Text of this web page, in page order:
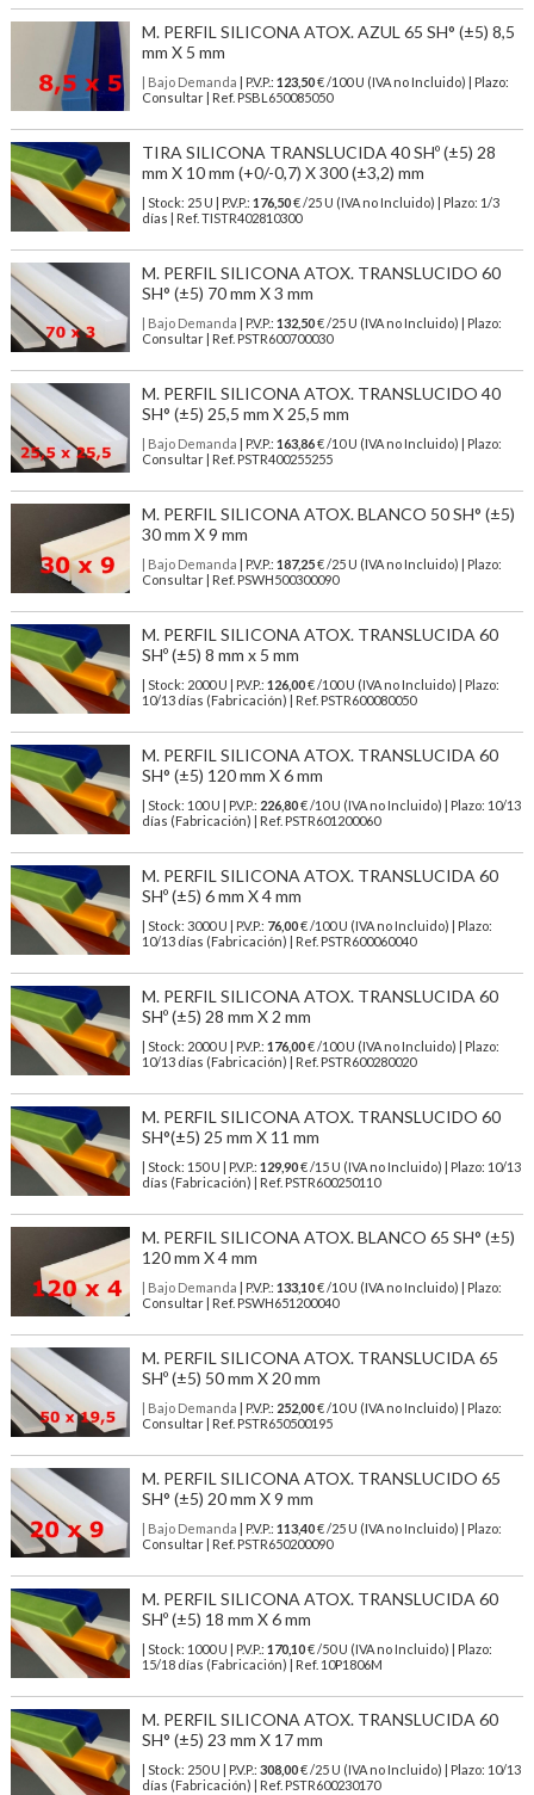
M. PERFIL SILICONA ATOX. AZUL 65 SH° (±5) 8,5
mm X 5 mm
| Bajo Demanda | P.V.P.: 123,50€ /100 U (IVA no Incluido) | Plazo:
Consultar | Ref. PSBL650085050
TIRA SILICONA TRANSLUCIDA 40 SHº (±5) 28
mm X 10 mm (+0/-0,7) X 300 (±3,2) mm
| Stock: 25 U | P.V.P.: 176,50€/25 U (IVA no Incluido)
| Plazo: 1/3
días | Ref. TISTR402810300
M. PERFIL SILICONA ATOX. TRANSLUCIDO 60
SH° (±5) 70 mm X 3 mm
| Bajo Demanda | P.V.P.: 132,50€ /25 U (IVA no Incluido) | Plazo:
Consultar | Ref. PSTR600700030
M. PERFIL SILICONA ATOX. TRANSLUCIDO 40
SH° (±5) 25,5 mm X 25,5 mm
| Bajo Demanda | P.V.P.: 163,86€ /10 U (IVA no Incluido) | Plazo:
Consultar | Ref. PSTR400255255
M. PERFIL SILICONA ATOX. BLANCO 50 SH° (±5)
30 mm X 9 mm
| Bajo Demanda | P.V.P.: 187,25€ /25 U (IVA no Incluido) | Plazo:
Consultar | Ref. PSWH500300090
M. PERFIL SILICONA ATOX. TRANSLUCIDA 60
SHº (±5) 8 mm x 5 mm
| Stock: 2000 U | P.V.P.: 126,00€/100 U (IVA no Incluido)
| Plazo:
10/13 días (Fabricación) | Ref. PSTR600080050
M. PERFIL SILICONA ATOX. TRANSLUCIDA 60
SH° (±5) 120 mm X 6 mm
| Stock: 100 U | P.V.P.: 226,80€/10 U (IVA no Incluido)
| Plazo: 10/13
días (Fabricación) | Ref. PSTR601200060
M. PERFIL SILICONA ATOX. TRANSLUCIDA 60
SHº (±5) 6 mm X 4 mm
| Stock: 3000 U | P.V.P.: 76,00€/100 U (IVA no Incluido)
| Plazo:
10/13 días (Fabricación) | Ref. PSTR600060040
M. PERFIL SILICONA ATOX. TRANSLUCIDA 60
SHº (±5) 28 mm X 2 mm
| Stock: 2000 U | P.V.P.: 176,00€/100 U (IVA no Incluido)
| Plazo:
10/13 días (Fabricación) | Ref. PSTR600280020
M. PERFIL SILICONA ATOX. TRANSLUCIDO 60
SH°(±5) 25 mm X 11 mm
| Stock: 150 U | P.V.P.: 129,90€/15 U (IVA no Incluido)
| Plazo: 10/13
días (Fabricación) | Ref. PSTR600250110
M. PERFIL SILICONA ATOX. BLANCO 65 SH° (±5)
120 mm X 4 mm
| Bajo Demanda | P.V.P.: 133,10€ /10 U (IVA no Incluido) | Plazo:
Consultar | Ref. PSWH651200040
M. PERFIL SILICONA ATOX. TRANSLUCIDA 65
SHº (±5) 50 mm X 20 mm
| Bajo Demanda | P.V.P.: 252,00€ /10 U (IVA no Incluido) | Plazo:
Consultar | Ref. PSTR650500195
M. PERFIL SILICONA ATOX. TRANSLUCIDO 65
SH° (±5) 20 mm X 9 mm
| Bajo Demanda | P.V.P.: 113,40€ /25 U (IVA no Incluido) | Plazo:
Consultar | Ref. PSTR650200090
M. PERFIL SILICONA ATOX. TRANSLUCIDA 60
SHº (±5) 18 mm X 6 mm
| Stock: 1000 U | P.V.P.: 170,10€/50 U (IVA no Incluido)
| Plazo:
15/18 días (Fabricación) | Ref. 10P1806M
M. PERFIL SILICONA ATOX. TRANSLUCIDA 60
SH° (±5) 23 mm X 17 mm
| Stock: 250 U | P.V.P.: 308,00€/25 U (IVA no Incluido)
| Plazo: 10/13
días (Fabricación) | Ref. PSTR600230170